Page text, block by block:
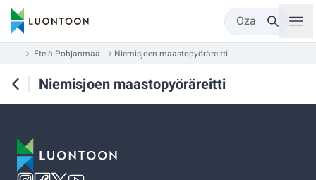
Oza
... Etelä-Pohjanmaa Niemisjoen maastopyöräreitti
Niemisjoen maastopyöräreitti